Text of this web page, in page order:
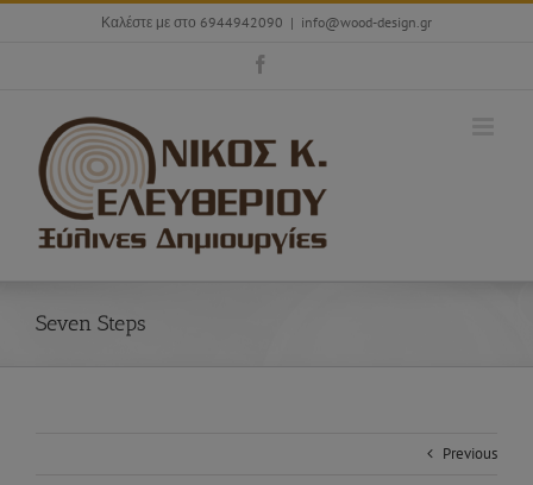
Skip
Καλέστε με στο 6944942090 | info@wood-design.gr
Seven Steps
Previous